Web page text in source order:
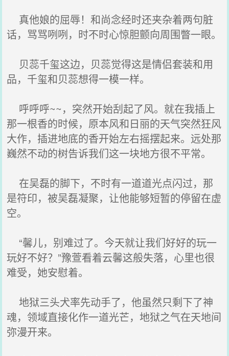
真他娘的屈辱！和尚念经时还夹杂着两句脏
话，骂骂咧咧，时不时心惊胆颤向周围瞥一眼。
贝蕊千玺这边，贝蕊觉得这是情侣套装和用
品，千玺和贝蕊想得一模一样。
呼呼呼~~，突然开始刮起了风。就在我插上
那一根香的时候，原本风和日丽的天气突然狂风
大作，插进地底的香开始左右摇摆起来。远处那
巍然不动的树告诉我们这一块地方很不平常。
在吴磊的脚下，不时有一道道光点闪过，那
是符印，被吴磊凝聚，让他能够短暂的停留在虚
空。
“馨儿，别难过了。今天就让我们好好的玩一
玩好不好？”豫萱看着云馨这般失落，心里也很
难受，她安慰着。
地狱三头犬率先动手了，他虽然只剩下了神
魂，领域直接化作一道光芒，地狱之气在天地间
弥漫开来。